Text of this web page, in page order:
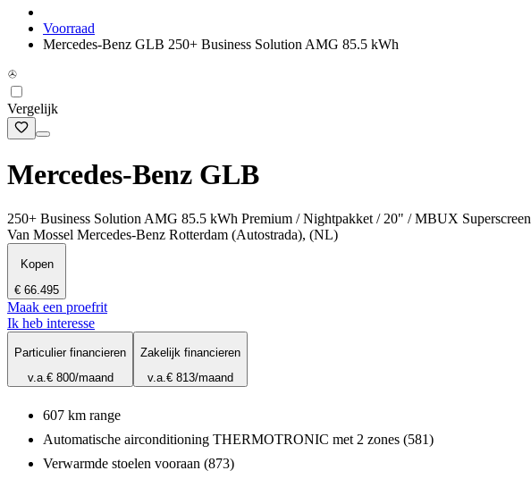
Voorraad
Mercedes-Benz GLB 250+ Business Solution AMG 85.5 kWh
Vergelijk
Mercedes-Benz GLB
250+ Business Solution AMG 85.5 kWh Premium / Nightpakket / 20" / MBUX Superscreen
Van Mossel Mercedes-Benz Rotterdam (Autostrada), (NL)
Kopen
€ 66.495
Maak een proefrit
Ik heb interesse
Particulier financieren
v.a.€ 800/maand
Zakelijk financieren
v.a.€ 813/maand
607 km range
Automatische airconditioning THERMOTRONIC met 2 zones (581)
Verwarmde stoelen vooraan (873)